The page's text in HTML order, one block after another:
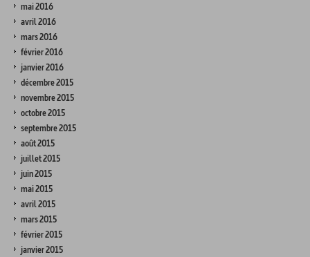
mai 2016
avril 2016
mars 2016
février 2016
janvier 2016
décembre 2015
novembre 2015
octobre 2015
septembre 2015
août 2015
juillet 2015
juin 2015
mai 2015
avril 2015
mars 2015
février 2015
janvier 2015